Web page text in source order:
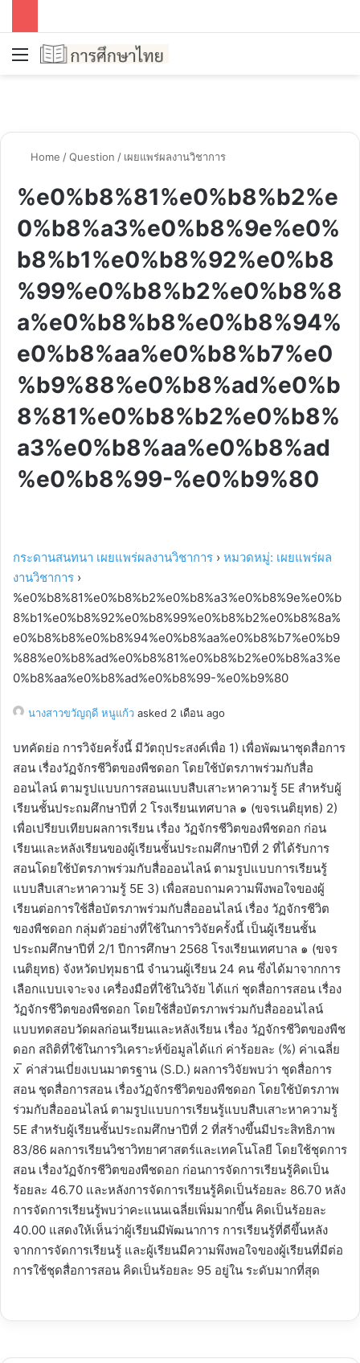
Menu
Home /Question / เผยแพร่ผลงานวิชาการ
%e0%b8%81%e0%b8%b2%e
0%b8%a3%e0%b8%9e%e0%
b8%b1%e0%b8%92%e0%b8
%99%e0%b8%b2%e0%b8%8
a%e0%b8%b8%e0%b8%94%
e0%b8%aa%e0%b8%b7%e0
%b9%88%e0%b8%ad%e0%b
8%81%e0%b8%b2%e0%b8%
a3%e0%b8%aa%e0%b8%ad
%e0%b8%99-%e0%b9%80
กระดานสนทนา เผยแพร่ผลงานวิชาการ › หมวดหมู่: เผยแพร่ผล
งานวิชาการ ›
%e0%b8%81%e0%b8%b2%e0%b8%a3%e0%b8%9e%e0%b
8%b1%e0%b8%92%e0%b8%99%e0%b8%b2%e0%b8%8a%
e0%b8%b8%e0%b8%94%e0%b8%aa%e0%b8%b7%e0%b9
%88%e0%b8%ad%e0%b8%81%e0%b8%b2%e0%b8%a3%e
0%b8%aa%e0%b8%ad%e0%b8%99-%e0%b9%80
นางสาวขวัญฤดี หนูแก้ว asked 2 เดือน ago
บทคัดย่อ การวิจัยครั้งนี้ มีวัตถุประสงค์เพื่อ 1) เพื่อพัฒนาชุดสื่อการ
สอน เรื่องวัฏจักรชีวิตของพืชดอก โดยใช้บัตรภาพร่วมกับสื่อ
ออนไลน์ ตามรูปแบบการสอนแบบสืบเสาะหาความรู้ 5E สำหรับผู้
เรียนชั้นประถมศึกษาปีที่ 2 โรงเรียนเทศบาล ๑ (ขจรเนติยุทธ) 2)
เพื่อเปรียบเทียบผลการเรียน เรื่อง วัฏจักรชีวิตของพืชดอก ก่อน
เรียนและหลังเรียนของผู้เรียนชั้นประถมศึกษาปีที่ 2 ที่ได้รับการ
สอนโดยใช้บัตรภาพร่วมกับสื่อออนไลน์ ตามรูปแบบการเรียนรู้
แบบสืบเสาะหาความรู้ 5E 3) เพื่อสอบถามความพึงพอใจของผู้
เรียนต่อการใช้สื่อบัตรภาพร่วมกับสื่อออนไลน์ เรื่อง วัฏจักรชีวิต
ของพืชดอก กลุ่มตัวอย่างที่ใช้ในการวิจัยครั้งนี้ เป็นผู้เรียนชั้น
ประถมศึกษาปีที่ 2/1 ปีการศึกษา 2568 โรงเรียนเทศบาล ๑ (ขจร
เนติยุทธ) จังหวัดปทุมธานี จำนวนผู้เรียน 24 คน ซึ่งได้มาจากการ
เลือกแบบเจาะจง เครื่องมือที่ใช้ในวิจัย ได้แก่ ชุดสื่อการสอน เรื่อง
วัฏจักรชีวิตของพืชดอก โดยใช้สื่อบัตรภาพร่วมกับสื่อออนไลน์
แบบทดสอบวัดผลก่อนเรียนและหลังเรียน เรื่อง วัฏจักรชีวิตของพืช
ดอก สถิติที่ใช้ในการวิเคราะห์ข้อมูลได้แก่ ค่าร้อยละ (%) ค่าเฉลี่ย
x ̅ ค่าส่วนเบี่ยงเบนมาตรฐาน (S.D.) ผลการวิจัยพบว่า ชุดสื่อการ
สอน ชุดสื่อการสอน เรื่องวัฏจักรชีวิตของพืชดอก โดยใช้บัตรภาพ
ร่วมกับสื่อออนไลน์ ตามรูปแบบการเรียนรู้แบบสืบเสาะหาความรู้
5E สำหรับผู้เรียนชั้นประถมศึกษาปีที่ 2 ที่สร้างขึ้นมีประสิทธิภาพ
83/86 ผลการเรียนวิชาวิทยาศาสตร์และเทคโนโลยี โดยใช้ชุดการ
สอน เรื่องวัฏจักรชีวิตของพืชดอก ก่อนการจัดการเรียนรู้คิดเป็น
ร้อยละ 46.70 และหลังการจัดการเรียนรู้คิดเป็นร้อยละ 86.70 หลัง
การจัดการเรียนรู้พบว่าคะแนนเฉลี่ยเพิ่มมากขึ้น คิดเป็นร้อยละ
40.00 แสดงให้เห็นว่าผู้เรียนมีพัฒนาการ การเรียนรู้ที่ดีขึ้นหลัง
จากการจัดการเรียนรู้ และผู้เรียนมีความพึงพอใจของผู้เรียนที่มีต่อ
การใช้ชุดสื่อการสอน คิดเป็นร้อยละ 95 อยู่ใน ระดับมากที่สุด